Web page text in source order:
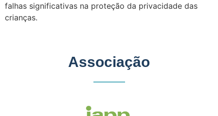
falhas significativas na proteção da privacidade das
crianças.
Associação